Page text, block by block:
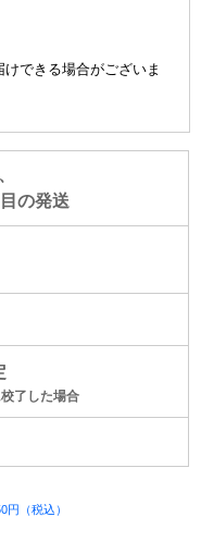
できる場合がございま
の発送
了した場合
（税込）